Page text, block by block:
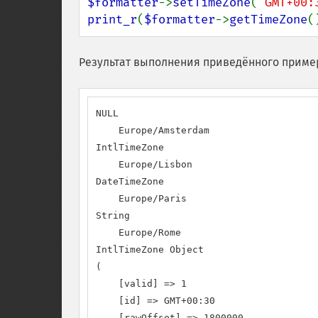
print_r($formatter->getTimeZone
Результат выполнения приведённого
NULL
    Europe/Amsterdam
IntlTimeZone
    Europe/Lisbon
DateTimeZone
    Europe/Paris
String
    Europe/Rome
IntlTimeZone Object
(
    [valid] => 1
    [id] => GMT+00:30